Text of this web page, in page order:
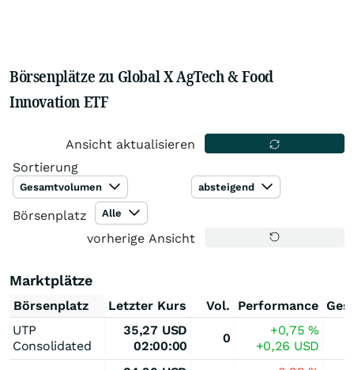
Börsenplätze zu Global X AgTech & Food
Innovation ETF
Ansicht aktualisieren
Sortierung
Gesamtvolumen absteigend
Börsenplatz Alle
vorherige Ansicht
Marktplätze
Börsenplatz Letzter Kurs Vol. Performance
UTP
Consolidated
35,27 USD
02:00:00
0
+0,75%
+0,26 USD